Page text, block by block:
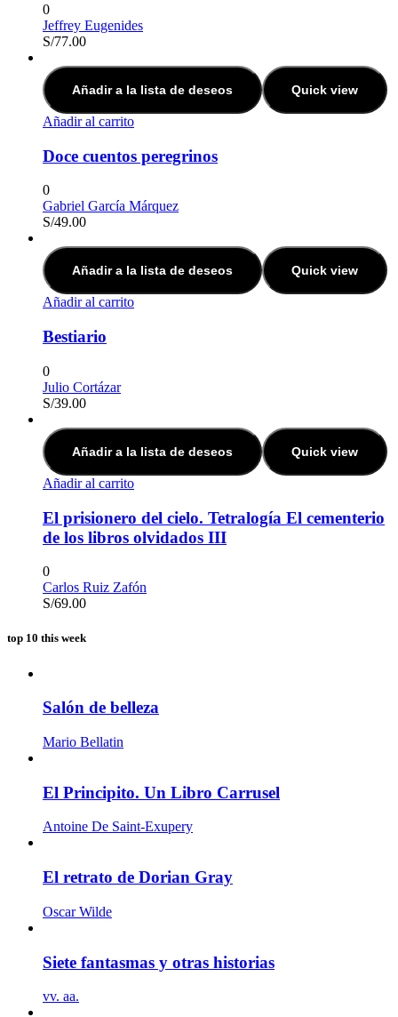
0
Jeffrey Eugenides
S/77.00
Añadir a la lista de deseos Quick view
Añadir al carrito
Doce cuentos peregrinos
0
Gabriel García Márquez
S/49.00
Añadir a la lista de deseos Quick view
Añadir al carrito
Bestiario
0
Julio Cortázar
S/39.00
Añadir a la lista de deseos Quick view
Añadir al carrito
El prisionero del cielo. Tetralogía El cementerio
de los libros olvidados III
0
Carlos Ruiz Zafón
S/69.00
top 10 this week
Salón de belleza
Mario Bellatin
El Principito. Un Libro Carrusel
Antoine De Saint-Exupery
El retrato de Dorian Gray
Oscar Wilde
Siete fantasmas y otras historias
vv. aa.